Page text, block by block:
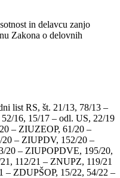
in delavcu zanjo
Zakona o delovnih
list RS, št. 21/13, 78/13 –
16, 15/17 – odl. US, 22/19
– ZIUZEOP, 61/20 –
– ZIUPDV, 152/20 –
20 – ZIUPOPDVE, 195/20,
112/21 – ZNUPZ, 119/21
– ZDUPŠOP, 15/22, 54/22 –